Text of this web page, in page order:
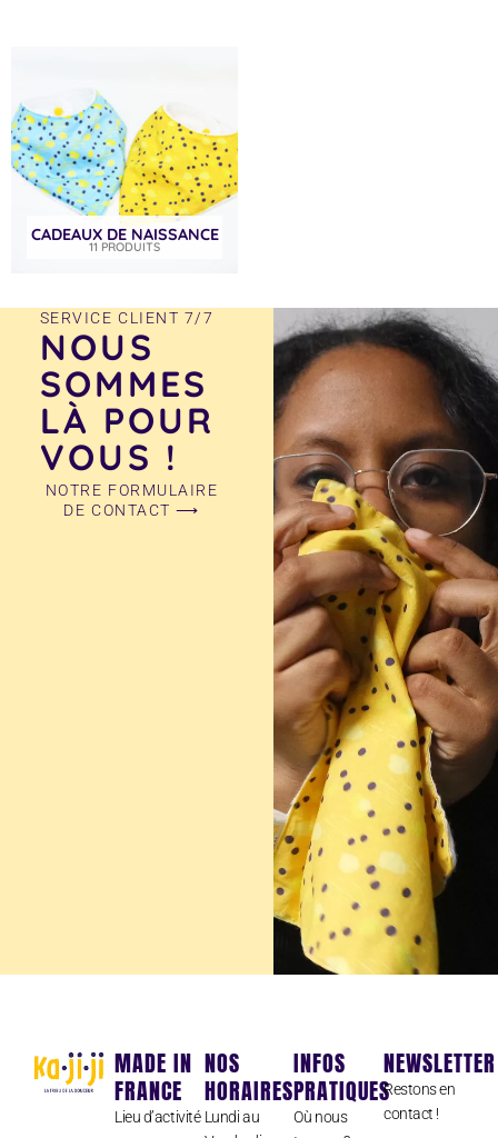
CADEAUX DE NAISSANCE
11 PRODUITS
SERVICE CLIENT 7/7
NOUS
SOMMES
LÀ POUR
VOUS !
NOTRE FORMULAIRE
DE CONTACT ⟶
MADE IN
FRANCE
Lieu d’activité
NOS
HORAIRES
Lundi au
INFOS
PRATIQUES
Où nous
NEWSLETTER
Restons en
contact !